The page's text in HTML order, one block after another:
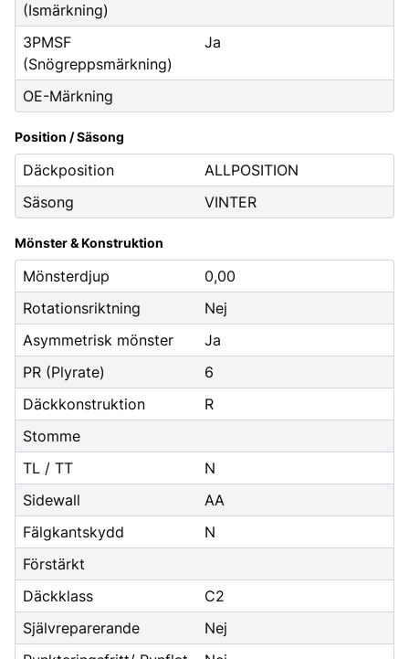
(Ismärkning)
3PMSF
(Snögreppsmärkning)
Ja
OE-Märkning
Position / Säsong
Däckposition
ALLPOSITION
Säsong
VINTER
Mönster & Konstruktion
Mönsterdjup
0,00
Rotationsriktning
Nej
Asymmetrisk mönster
Ja
PR (Plyrate)
6
Däckkonstruktion
R
Stomme
TL / TT
N
Sidewall
AA
Fälgkantskydd
N
Förstärkt
Däckklass
C2
Självreparerande
Nej